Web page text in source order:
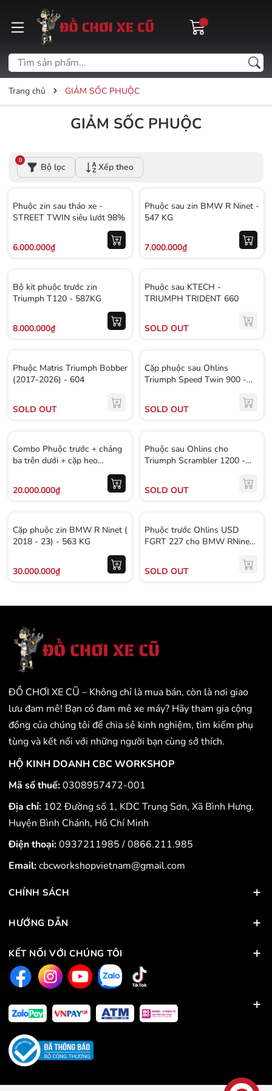
Trang chủ GIẢM SỐC PHUỘC
GIẢM SỐC PHUỘC
Bộ lọc
0
Xếp theo
Phuộc zin sau tháo xe -
STREET TWIN siêu lướt 98%
6.000.000₫
Phuộc sau zin BMW R Ninet -
547 KG
7.000.000₫
Bộ kit phuộc trước zin
Triumph T120 - 587KG
8.000.000₫
Phuộc sau KTECH -
TRIUMPH TRIDENT 660
SOLD OUT
Phuộc Matris Triumph Bobber
(2017-2026) - 604
SOLD OUT
Cặp phuộc sau Ohlins
Triumph Speed Twin 900 -
SOLD OUT
Combo Phuộc trước + chảng
ba trên dưới + cặp heo
20.000.000₫
Phuộc sau Ohlins cho
Triumph Scrambler 1200 -
SOLD OUT
Cặp phuộc zin BMW R Ninet (
2018 - 23) - 563 KG
30.000.000₫
Phuộc trước Ohlins USD
FGRT 227 cho BMW RNineT
SOLD OUT
ĐỒ CHƠI XE CŨ – Không chỉ là mua bán, còn là nơi giao
lưu đam mê! Bạn có đam mê xe máy? Hãy tham gia cộng
đồng của chúng tôi để chia sẻ kinh nghiệm, tìm kiếm phụ
tùng và kết nối với những người bạn cùng sở thích.
HỘ KINH DOANH CBC WORKSHOP
Mã số thuế:0308957472-001
Địa chỉ: 102 Đường số 1, KDC Trung Sơn, Xã Bình Hưng,
Huyện Bình Chánh, Hồ Chí Minh
Điện thoại:0937211985/0866.211.985
Email:cbcworkshopvietnam@gmail.com
CHÍNH SÁCH
HƯỚNG DẪN
KẾT NỐI VỚI CHÚNG TÔI